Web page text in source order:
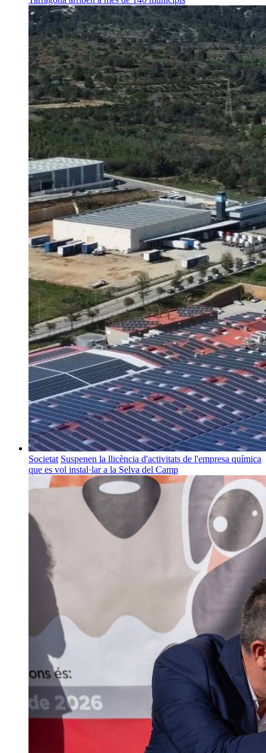
Societat Suspenen la llicència d'activitats de l'empresa química
que es vol instal·lar a la Selva del Camp